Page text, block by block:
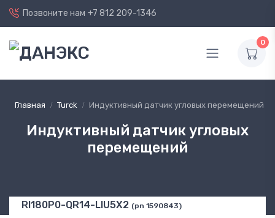
Позвоните нам +7 812 209-1346
0
Главная Turck Индуктивный датчик угловых перемещений
Индуктивный датчик угловых
перемещений
RI180P0-QR14-LIU5X2 (pn 1590843)